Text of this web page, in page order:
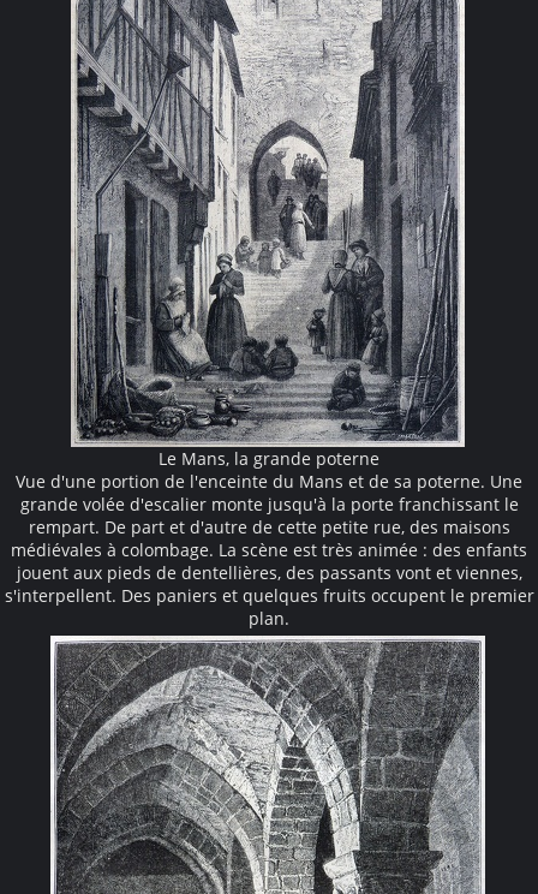
Le Mans, la grande poterne
Vue d'une portion de l'enceinte du Mans et de sa poterne. Une
grande volée d'escalier monte jusqu'à la porte franchissant le
rempart. De part et d'autre de cette petite rue, des maisons
médiévales à colombage. La scène est très animée : des enfants
jouent aux pieds de dentellières, des passants vont et viennes,
s'interpellent. Des paniers et quelques fruits occupent le premier
plan.